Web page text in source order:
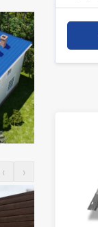
‹ ›